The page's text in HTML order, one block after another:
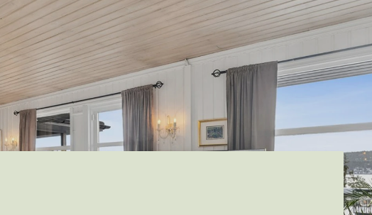
Nybygg
Om oss
Åpenhetsloven
Prisliste
Karriere